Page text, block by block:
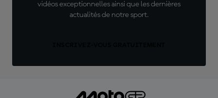
vidéos exceptionnelles ainsi que les dernières
actualités de notre sport.